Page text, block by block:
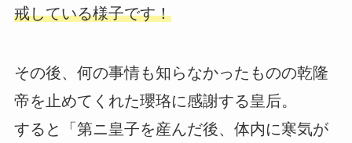
戒している様子です！
その後、何の事情も知らなかったものの乾隆
帝を止めてくれた瓔珞に感謝する皇后。
すると「第ニ皇子を産んだ後、体内に寒気が